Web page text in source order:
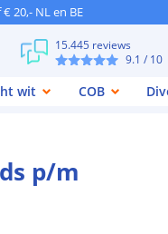
20,- NL en BE
15.445 reviews
9.1 / 10
wit COB
p/m